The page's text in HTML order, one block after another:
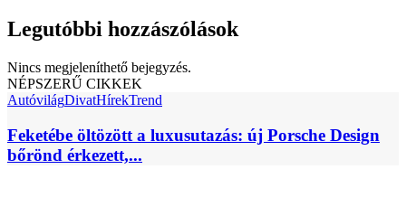
Legutóbbi hozzászólások
Nincs megjeleníthető bejegyzés.
NÉPSZERŰ CIKKEK
AutóvilágDivatHírekTrend
Feketébe öltözött a luxusutazás: új Porsche Design
bőrönd érkezett,...